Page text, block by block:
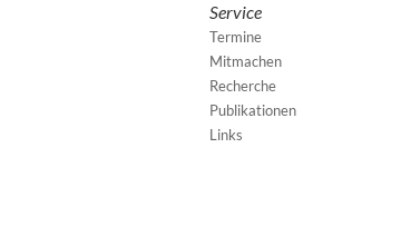
Service
Termine
Mitmachen
Recherche
Publikationen
Links